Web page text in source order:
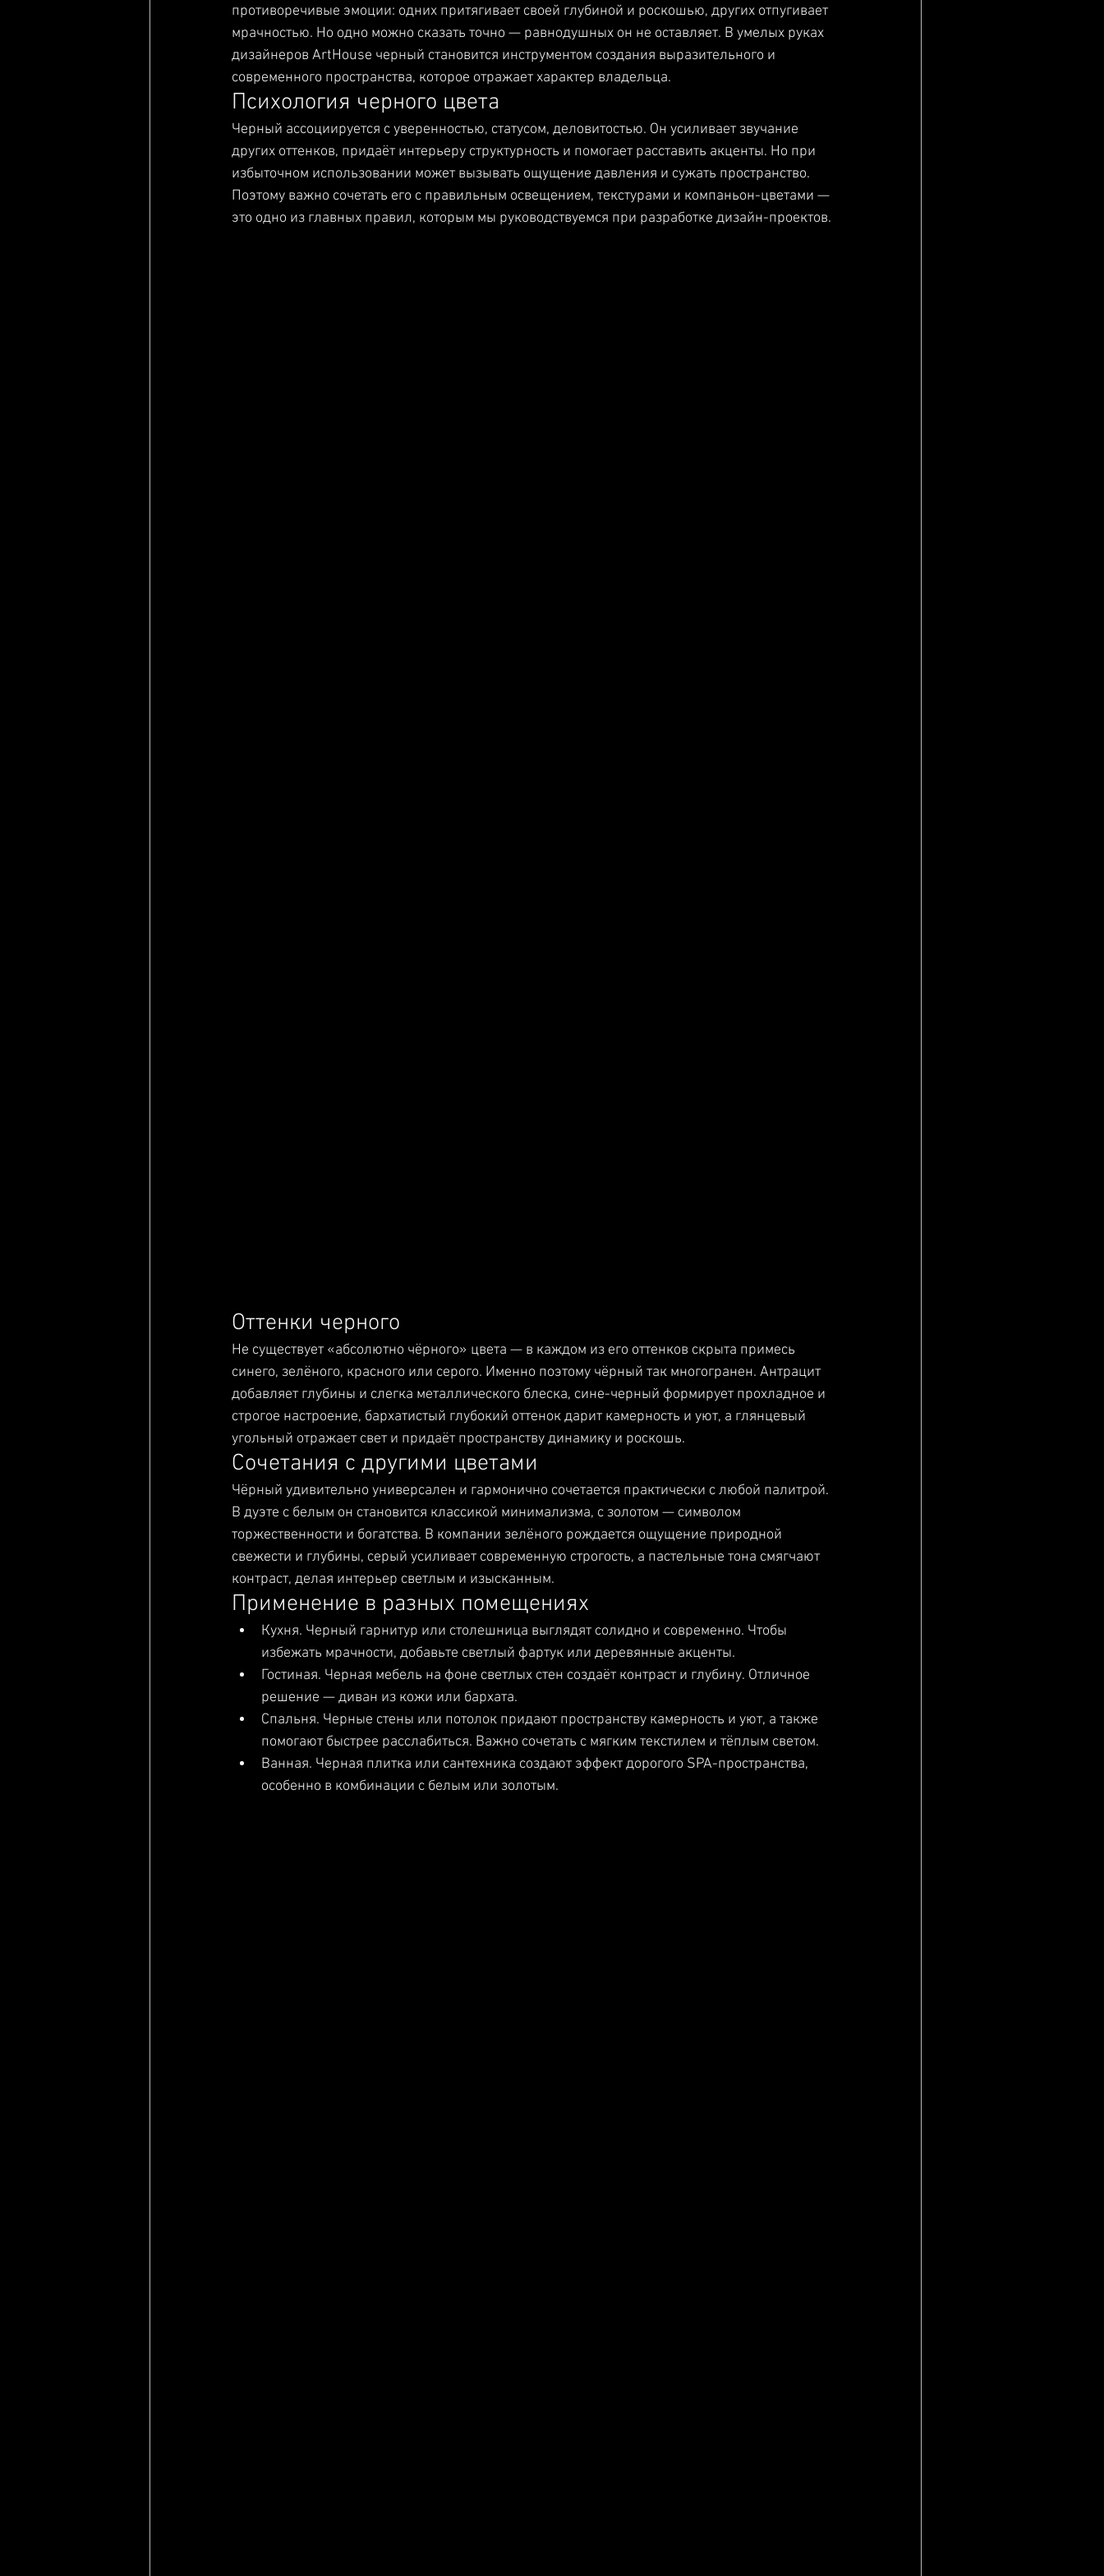
противоречивые эмоции: одних притягивает своей глубиной и роскошью, других отпугивает
мрачностью. Но одно можно сказать точно — равнодушных он не оставляет. В умелых руках
дизайнеров ArtHouse черный становится инструментом создания выразительного и
современного пространства, которое отражает характер владельца.
Психология черного цвета
Черный ассоциируется с уверенностью, статусом, деловитостью. Он усиливает звучание
других оттенков, придаёт интерьеру структурность и помогает расставить акценты. Но при
избыточном использовании может вызывать ощущение давления и сужать пространство.
Поэтому важно сочетать его с правильным освещением, текстурами и компаньон-цветами —
это одно из главных правил, которым мы руководствуемся при разработке дизайн-проектов.
Оттенки черного
Не существует «абсолютно чёрного» цвета — в каждом из его оттенков скрыта примесь
синего, зелёного, красного или серого. Именно поэтому чёрный так многогранен. Антрацит
добавляет глубины и слегка металлического блеска, сине-черный формирует прохладное и
строгое настроение, бархатистый глубокий оттенок дарит камерность и уют, а глянцевый
угольный отражает свет и придаёт пространству динамику и роскошь.
Сочетания с другими цветами
Чёрный удивительно универсален и гармонично сочетается практически с любой палитрой.
В дуэте с белым он становится классикой минимализма, с золотом — символом
торжественности и богатства. В компании зелёного рождается ощущение природной
свежести и глубины, серый усиливает современную строгость, а пастельные тона смягчают
контраст, делая интерьер светлым и изысканным.
Применение в разных помещениях
Кухня. Черный гарнитур или столешница выглядят солидно и современно. Чтобы
избежать мрачности, добавьте светлый фартук или деревянные акценты.
Гостиная. Черная мебель на фоне светлых стен создаёт контраст и глубину. Отличное
решение — диван из кожи или бархата.
Спальня. Черные стены или потолок придают пространству камерность и уют, а также
помогают быстрее расслабиться. Важно сочетать с мягким текстилем и тёплым светом.
Ванная. Черная плитка или сантехника создают эффект дорогого SPA-пространства,
особенно в комбинации с белым или золотым.